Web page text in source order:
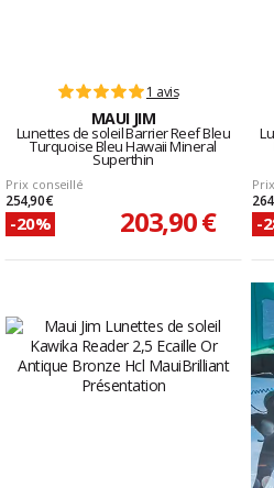
1 avis
MAUI JIM
Lunettes de soleil Barrier Reef Bleu
Turquoise Bleu Hawaii Mineral
Superthin
Prix conseillé
254,90 €
-20% 203,90 € -